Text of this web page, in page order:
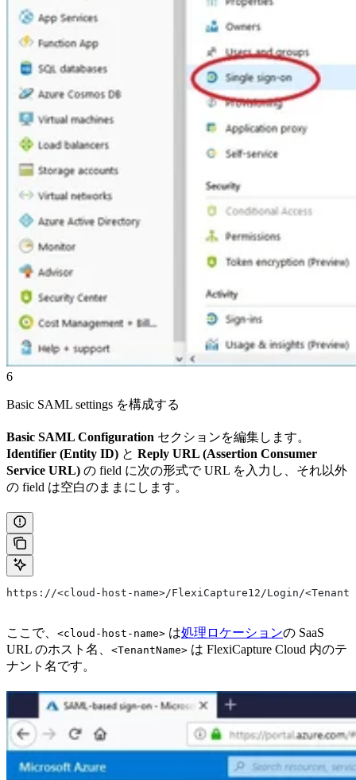
6
Basic SAML settings を構成する
Basic SAML Configuration セクションを編集します。
Identifier (Entity ID) と Reply URL (Assertion Consumer
Service URL) の field に次の形式で URL を入力し、それ以外
の field は空白のままにします。
https://<cloud-host-name>/FlexiCapture12/Login/
ここで、 <cloud-host-name> は処理ロケーションの SaaS
URL のホスト名、 <TenantName> は FlexiCapture Cloud 内のテ
ナント名です。